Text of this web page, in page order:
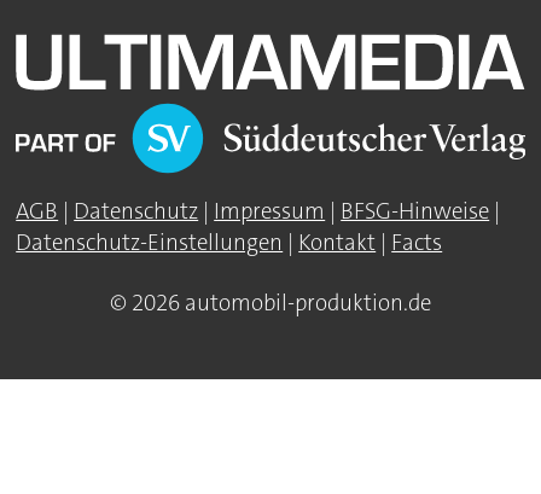
AGB Datenschutz Impressum BFSG-Hinweise
Datenschutz-Einstellungen
Kontakt Facts
© 2026 automobil-produktion.de